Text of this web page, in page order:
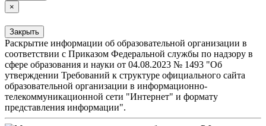
×
Закрыть
Раскрытие информации об образовательной организации в
соответствии с Приказом Федеральной службы по надзору в
сфере образования и науки от 04.08.2023 № 1493 "Об
утверждении Требований к структуре официального сайта
образовательной организации в информационно-
телекоммуникационной сети "Интернет" и формату
представления информации".